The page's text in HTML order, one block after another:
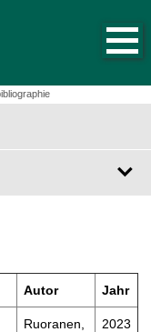
Autor Jahr
Ruoranen,
2023